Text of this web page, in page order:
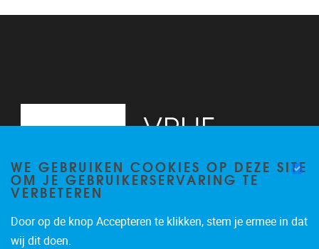
WE GEBRUIKEN COOKIES OP DEZE SITE
OM JE GEBRUIKERSERVARING TE
VERBETEREN
Door op de knop Accepteren te klikken, stem je ermee in dat
wij dit doen.